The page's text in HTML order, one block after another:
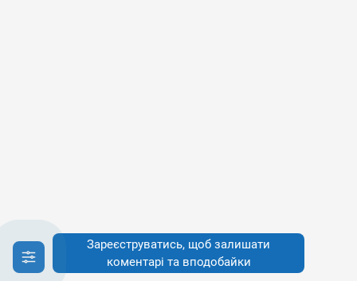
Зареєструватись, щоб залишати
коментарі та вподобайки